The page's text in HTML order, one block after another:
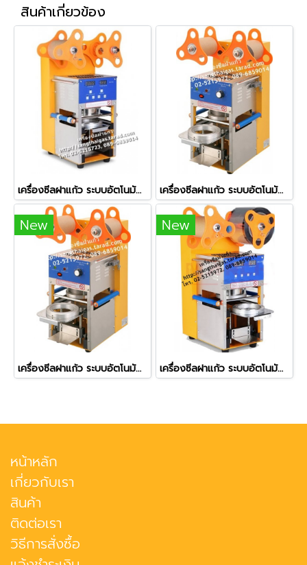
สินค้าเกี่ยวข้อง
เครื่องซีลฝาแก้ว ระบบอัตโนมัติทั้งระบบ (Full Auto) รุ่น ZF-08 เครื่องซีลฝาแก้ว ระบบอัตโนมัติ รุ่น ZF-06
New
เครื่องซีลฝาแก้ว ระบบอัตโนมัติ รุ่น ZF-06 (ใช้กับปากแก้ว 7.5 ซม.)
New
เครื่องซีลฝาแก้ว ระบบอัตโนมัติ มีตัวนับแก้ว รุ่น ZF-07
หน้าหลัก
เกี่ยวกับเรา
สินค้า
ติดต่อเรา
วิธีการสั่งซื้อ